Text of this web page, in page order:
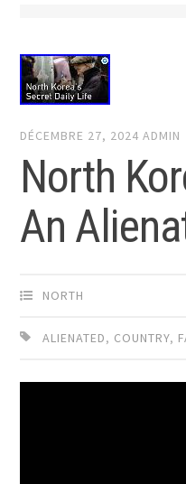
DÉCEMBRE 27, 2024 ADMIN
North
An
NORTH
ALIENATED, COUNTRY,